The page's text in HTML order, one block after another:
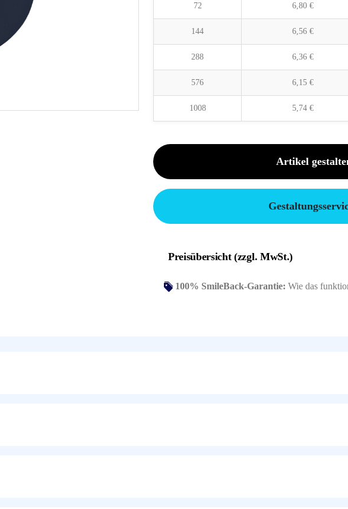
72 6,80 €
144 6,56 €
288 6,36 €
576 6,15 €
1008 5,74 €
Artikel
Preisübersicht (zzgl. MwSt.)
100% SmileBack-Garantie: Wie das